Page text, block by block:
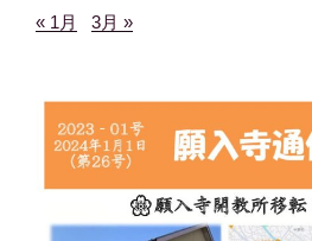
« 1月 3月 »